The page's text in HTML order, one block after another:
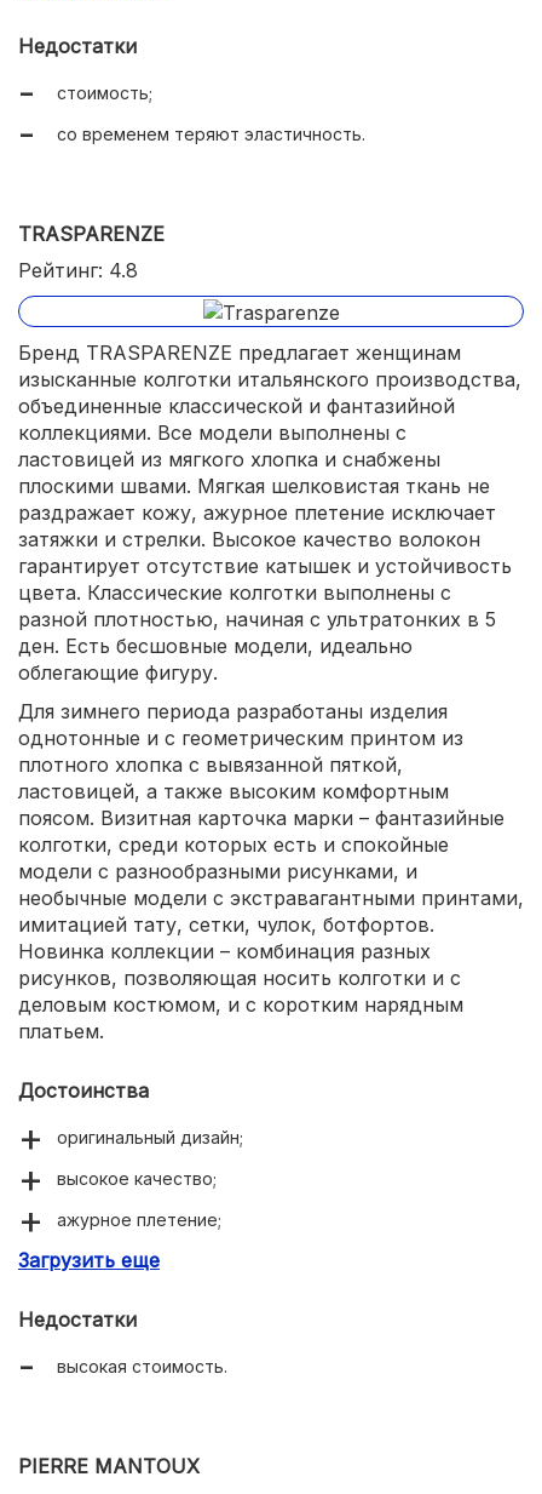
Недостатки
стоимость;
со временем теряют эластичность.
TRASPARENZE
Рейтинг: 4.8
Бренд TRASPARENZE предлагает женщинам
изысканные колготки итальянского производства,
объединенные классической и фантазийной
коллекциями. Все модели выполнены с
ластовицей из мягкого хлопка и снабжены
плоскими швами. Мягкая шелковистая ткань не
раздражает кожу, ажурное плетение исключает
затяжки и стрелки. Высокое качество волокон
гарантирует отсутствие катышек и устойчивость
цвета. Классические колготки выполнены с
разной плотностью, начиная с ультратонких в 5
ден. Есть бесшовные модели, идеально
облегающие фигуру.
Для зимнего периода разработаны изделия
однотонные и с геометрическим принтом из
плотного хлопка с вывязанной пяткой,
ластовицей, а также высоким комфортным
поясом. Визитная карточка марки – фантазийные
колготки, среди которых есть и спокойные
модели с разнообразными рисунками, и
необычные модели с экстравагантными принтами,
имитацией тату, сетки, чулок, ботфортов.
Новинка коллекции – комбинация разных
рисунков, позволяющая носить колготки и с
деловым костюмом, и с коротким нарядным
платьем.
Достоинства
оригинальный дизайн;
высокое качество;
ажурное плетение;
широкий ассортимент.
Загрузить еще
Недостатки
высокая стоимость.
PIERRE MANTOUX